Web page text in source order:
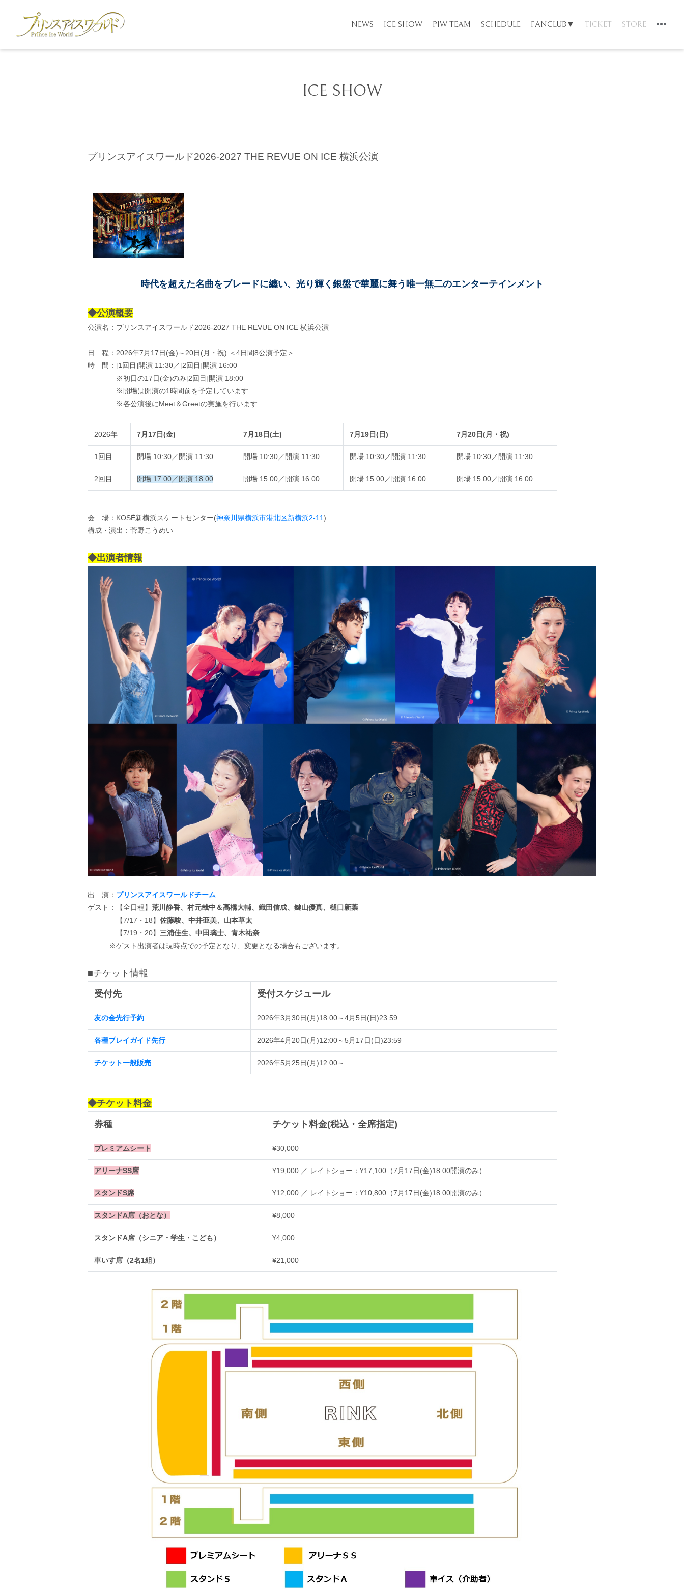
NEWS ICE SHOW PIW TEAM SCHEDULE FANCLUB▼ TICKET STORE
ICE SHOW
プリンスアイスワールド2026-2027 THE REVUE ON ICE 横浜公演
時代を超えた名曲をブレードに纏い、光り輝く銀盤で華麗に舞う唯一無二のエンターテインメント
◆公演概要
公演名：プリンスアイスワールド2026-2027 THE REVUE ON ICE 横浜公演
日 程：2026年7月17日(金)～20日(月・祝) ＜4日間8公演予定＞
時 間：[1回目]開演 11:30／[2回目]開演 16:00
※初日の17日(金)のみ[2回目]開演 18:00
※開場は開演の1時間前を予定しています
※各公演後にMeet＆Greetの実施を行います
2026年 7月17日(金) 7月18日(土) 7月19日(日) 7月20日(月・祝)
1回目 開場 10:30／開演 11:30 開場 10:30／開演 11:30 開場 10:30／開演 11:30 開場 10:30／開演 11:30
2回目 開場 17:00／開演 18:00 開場 15:00／開演 16:00 開場 15:00／開演 16:00 開場 15:00／開演 16:00
会 場：KOSÉ新横浜スケートセンター(神奈川県横浜市港北区新横浜2-11)
構成・演出：菅野こうめい
◆出演者情報
出 演： プリンスアイスワールドチーム
ゲスト：【全日程】 荒川静香、村元哉中＆高橋大輔、織田信成、鍵山優真、樋口新葉
【7/17・18】 佐藤駿、中井亜美、山本草太
【7/19・20】 三浦佳生、中田璃士、青木祐奈
※ゲスト出演者は現時点での予定となり、変更となる場合もございます。
■チケット情報
受付先 受付スケジュール
友の会先行予約 2026年3月30日(月)18:00～4月5日(日)23:59
各種プレイガイド先行 2026年4月20日(月)12:00～5月17日(日)23:59
チケット一般販売 2026年5月25日(月)12:00～
◆チケット料金
券種 チケット料金(税込・全席指定)
プレミアムシート ¥30,000
アリーナSS席 ¥19,000 ／ レイトショー：¥17,100 （7月17日(金)18:00開演のみ）
スタンドS席 ¥12,000 ／ レイトショー：¥10,800 （7月17日(金)18:00開演のみ）
スタンドA席（おとな） ¥8,000
スタンドA席（シニア・学生・こども） ¥4,000
車いす席（2名1組） ¥21,000